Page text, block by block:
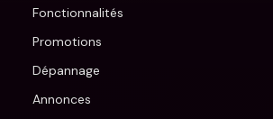
Fonctionnalités
Promotions
Dépannage
Annonces